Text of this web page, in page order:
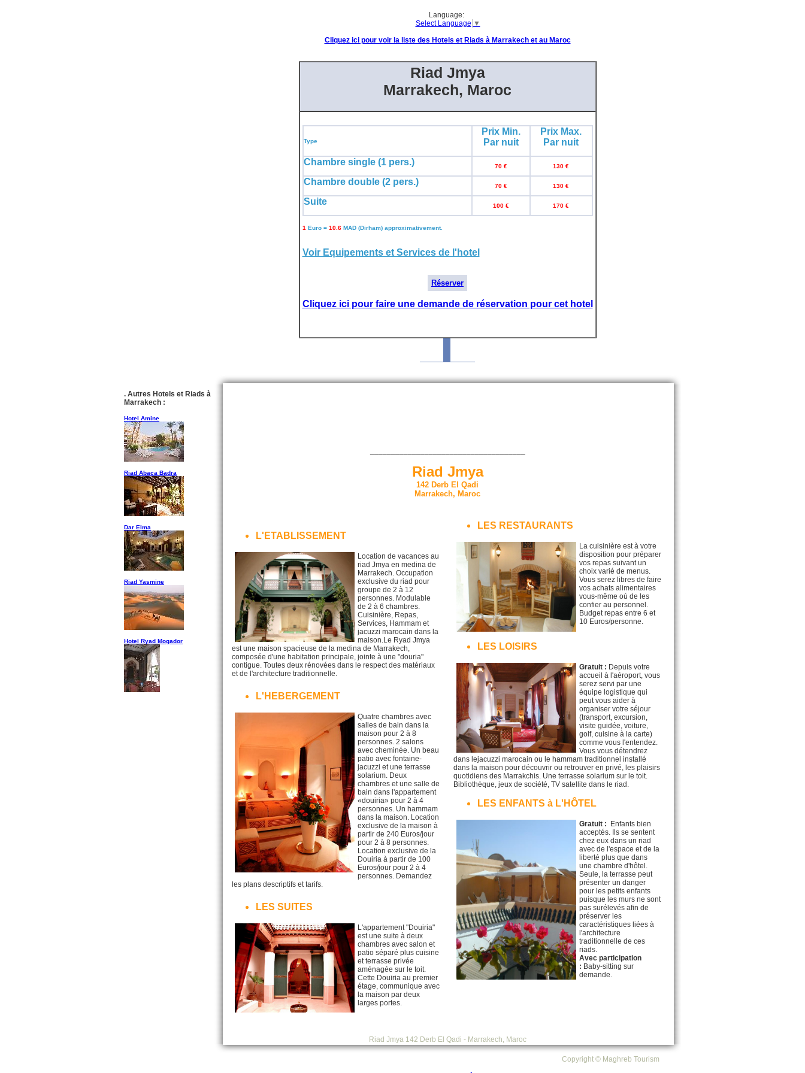
Language:
Select Language ▼
Cliquez ici pour voir la liste des Hotels et Riads à Marrakech et au Maroc
Riad Jmya
Marrakech, Maroc
Type
Prix Min.
Par nuit
Prix Max.
Par nuit
Chambre single (1 pers.)
70 € 130 €
Chambre double (2 pers.) 70 € 130 €
Suite 100 € 170 €
1 Euro = 10.6MAD (Dirham) approximativement.
Voir Equipements et Services de l'hotel
Réserver
Cliquez ici pour faire une demande de réservation pour cet hotel
. Autres Hotels et Riads à
Marrakech :
Hotel Amine
Riad Abaca Badra
Dar Elma
Riad Yasmine
Hotel Ryad Mogador
Riad Jmya
142 Derb El Qadi
Marrakech, Maroc
L'ETABLISSEMENT
Location de vacances au
riad Jmya en medina de
Marrakech. Occupation
exclusive du riad pour
groupe de 2 à 12
personnes. Modulable
de 2 à 6 chambres.
Cuisinière, Repas,
Services, Hammam et
jacuzzi marocain dans la
maison.Le Ryad Jmya
est une maison spacieuse de la medina de Marrakech,
composée d'une habitation principale, jointe à une "douria"
contigue. Toutes deux rénovées dans le respect des matériaux
et de l'architecture traditionnelle.
L'HEBERGEMENT
Quatre chambres avec
salles de bain dans la
maison pour 2 à 8
personnes. 2 salons
avec cheminée. Un beau
patio avec fontaine-
jacuzzi et une terrasse
solarium. Deux
chambres et une salle de
bain dans l'appartement
«douiria» pour 2 à 4
personnes. Un hammam
dans la maison. Location
exclusive de la maison à
partir de 240 Euros/jour
pour 2 à 8 personnes.
Location exclusive de la
Douiria à partir de 100
Euros/jour pour 2 à 4
personnes. Demandez
les plans descriptifs et tarifs.
LES SUITES
L'appartement "Douiria"
est une suite à deux
chambres avec salon et
patio séparé plus cuisine
et terrasse privée
aménagée sur le toit.
Cette Douiria au premier
étage, communique avec
la maison par deux
larges portes.
LES RESTAURANTS
La cuisinière est à votre
disposition pour préparer
vos repas suivant un
choix varié de menus.
Vous serez libres de faire
vos achats alimentaires
vous-même où de les
confier au personnel.
Budget repas entre 6 et
10 Euros/personne.
LES LOISIRS
Gratuit : Depuis votre
accueil à l'aéroport, vous
serez servi par une
équipe logistique qui
peut vous aider à
organiser votre séjour
(transport, excursion,
visite guidée, voiture,
golf, cuisine à la carte)
comme vous l'entendez.
Vous vous détendrez
dans lejacuzzi marocain ou le hammam traditionnel installé
dans la maison pour découvrir ou retrouver en privé, les plaisirs
quotidiens des Marrakchis. Une terrasse solarium sur le toit.
Bibliothèque, jeux de société, TV satellite dans le riad.
LES ENFANTS à L'HÔTEL
Gratuit :
Enfants bien
acceptés. Ils se sentent
chez eux dans un riad
avec de l'espace et de la
liberté plus que dans
une chambre d'hôtel.
Seule, la terrasse peut
présenter un danger
pour les petits enfants
puisque les murs ne sont
pas surélevés afin de
préserver les
caractéristiques liées à
l'architecture
traditionnelle de ces
riads.
Avec participation
: Baby-sitting sur
demande.
Riad Jmya 142 Derb El Qadi - Marrakech, Maroc
Copyright © Maghreb Tourism